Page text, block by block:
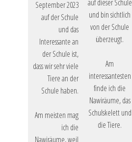
September 2023
auf der Schule
und das
Interessante an
der Schule ist,
dass wir sehr viele
Tiere an der
Schule haben.
Am meisten mag
ich die
Nawiräume, weil
auf dieser Schule
und bin sichtlich
von der Schule
überzeugt.
Am
interessantesten
finde ich die
Nawiräume, das
Schulskelett und
die Tiere.